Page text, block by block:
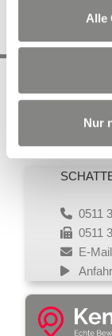
Alle
Nur
Sitemap
0511
0511
E-